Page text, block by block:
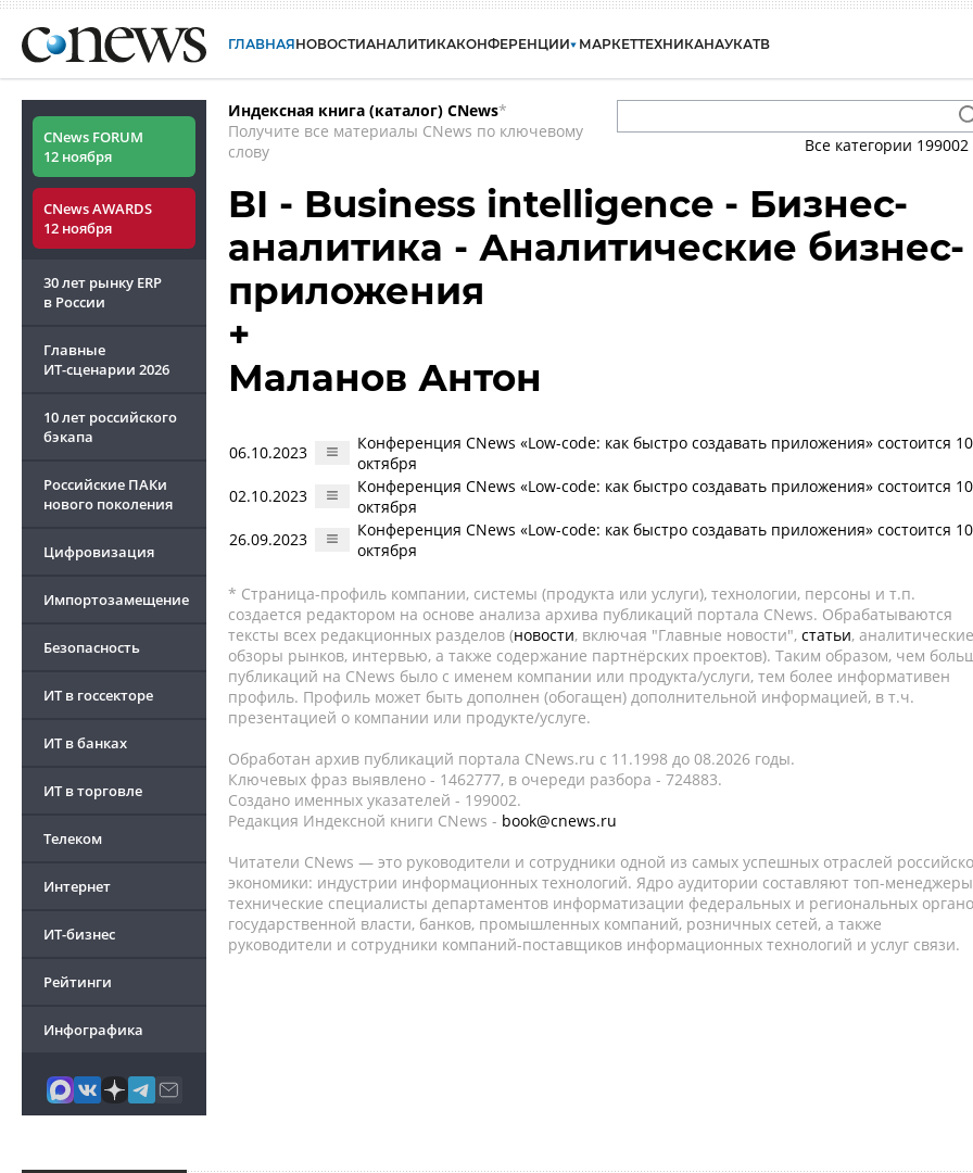
ГЛАВНАЯНОВОСТИАНАЛИТИКАКОНФЕРЕНЦИИ МАРКЕТТЕХНИКАНАУКАТВ
CNews FORUM
12 ноября
CNews AWARDS
12 ноября
30 лет рынку ERP
в России
Главные
ИТ-сценарии 2026
10 лет российского
бэкапа
Российские ПАКи
нового поколения
Цифровизация
Импортозамещение
Безопасность
ИТ в госсекторе
ИТ в банках
ИТ в торговле
Телеком
Интернет
ИТ-бизнес
Рейтинги
Инфографика
Индексная книга (каталог) CNews*
Получите все материалы CNews по ключевому
слову
Все категории 199002
BI - Business intelligence - Бизнес-
аналитика - Аналитические бизнес-
приложения
+
Маланов Антон
06.10.2023
Конференция CNews «Low-code: как быстро создавать приложения» состоится 10
октября
02.10.2023
Конференция CNews «Low-code: как быстро создавать приложения» состоится 10
октября
26.09.2023
Конференция CNews «Low-code: как быстро создавать приложения» состоится 10
октября
* Страница-профиль компании, системы (продукта или услуги), технологии, персоны и т.п.
создается редактором на основе анализа архива публикаций портала CNews. Обрабатываются
тексты всех редакционных разделов (новости, включая "Главные новости", статьи, аналитические
обзоры рынков, интервью, а также содержание партнёрских проектов). Таким образом, чем
публикаций на CNews было с именем компании или продукта/услуги, тем более информативен
профиль. Профиль может быть дополнен (обогащен) дополнительной информацией, в т.ч.
презентацией о компании или продукте/услуге.
Обработан архив публикаций портала CNews.ru c 11.1998 до 08.2026 годы.
Ключевых фраз выявлено - 1462777, в очереди разбора - 724883.
Создано именных указателей - 199002.
Редакция Индексной книги CNews - book@cnews.ru
Читатели CNews — это руководители и сотрудники одной из самых успешных отраслей
экономики: индустрии информационных технологий. Ядро аудитории составляют топ-
технические специалисты департаментов информатизации федеральных и региональных
государственной власти, банков, промышленных компаний, розничных сетей, а также
руководители и сотрудники компаний-поставщиков информационных технологий и услуг связи.